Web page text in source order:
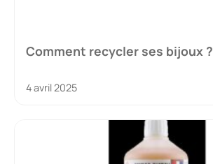
Comment recycler ses bijoux ?
4 avril 2025